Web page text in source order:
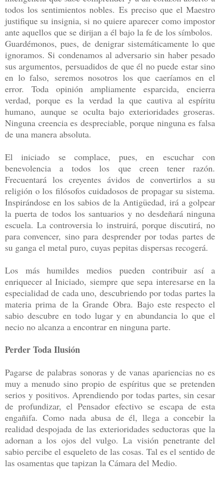
todos los sentimientos nobles. Es preciso que el Maestro
justifique su insignia, si no quiere aparecer como impostor
ante aquellos que se dirijan a él bajo la fe de los símbolos.
Guardémonos, pues, de denigrar sistemáticamente lo que
ignoramos. Si condenamos al adversario sin haber pesado
sus argumentos, persuadidos de que él no puede estar sino
en lo falso, seremos nosotros los que caeríamos en el
error. Toda opinión ampliamente esparcida, encierra
verdad, porque es la verdad la que cautiva al espíritu
humano, aunque se oculta bajo exterioridades groseras.
Ninguna creencia es despreciable, porque ninguna es falsa
de una manera absoluta.
El iniciado se complace, pues, en escuchar con
benevolencia a todos los que creen tener razón.
Frecuentará los creyentes ávidos de convertirlos a su
religión o los filósofos cuidadosos de propagar su sistema.
Inspirándose en los sabios de la Antigüedad, irá a golpear
la puerta de todos los santuarios y no desdeñará ninguna
escuela. La controversia lo instruirá, porque discutirá, no
para convencer, sino para desprender por todas partes de
su ganga el metal puro, cuyas pepitas dispersas recogerá.
Los más humildes medios pueden contribuir así a
enriquecer al Iniciado, siempre que sepa interesarse en la
especialidad de cada uno, descubriendo por todas partes la
materia prima de la Grande Obra. Bajo este respecto el
sabio descubre en todo lugar y en abundancia lo que el
necio no alcanza a encontrar en ninguna parte.
Perder Toda Ilusión
Pagarse de palabras sonoras y de vanas apariencias no es
muy a menudo sino propio de espíritus que se pretenden
serios y positivos. Aprendiendo por todas partes, sin cesar
de profundizar, el Pensador efectivo se escapa de esta
engañifa. Como nada abusa de él, llega a concebir la
realidad despojada de las exterioridades seductoras que la
adornan a los ojos del vulgo. La visión penetrante del
sabio percibe el esqueleto de las cosas. Tal es el sentido de
las osamentas que tapizan la Cámara del Medio.